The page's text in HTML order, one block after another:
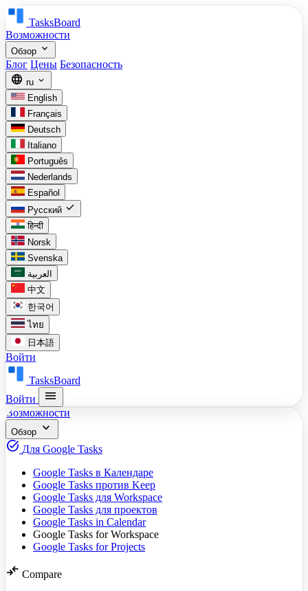
TasksBoard
Возможности
Обзор expand_more
Блог Цены Безопасность
language ru expand_more
English
Français
Deutsch
Italiano
Português
Nederlands
Español
Русский check
हिन्दी
Norsk
Svenska
العربية
中文
한국어
ไทย
日本語
Войти
TasksBoard
Войти
menu
Возможности
Обзор expand_more
task_alt Для Google Tasks
Google Tasks в Календаре
Google Tasks против Keep
Google Tasks для Workspace
Google Tasks для проектов
Google Tasks in Calendar
Google Tasks for Workspace
Google Tasks for Projects
compare_arrows Compare